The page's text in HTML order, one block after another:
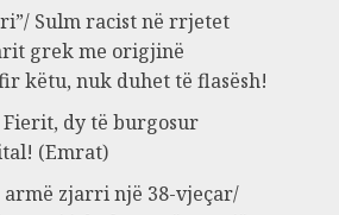
Sulm racist në rrjetet
grek me origjinë
këtu, nuk duhet të flasësh!
dy të burgosur
(Emrat)
zjarri një 38-vjeçar/